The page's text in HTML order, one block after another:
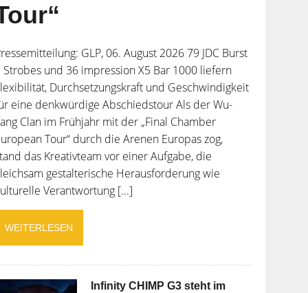
GLP, 06. August 2026 79 JDC Burst
Strobes und 36 impression X5 Bar 1000 liefern
Durchsetzungskraft und Geschwindigkeit
eine denkwürdige Abschiedstour Als der Wu-
Clan im Frühjahr mit der „Final Chamber
Tour“ durch die Arenen Europas zog,
das Kreativteam vor einer Aufgabe, die
gestalterische Herausforderung wie
Verantwortung [...]
WEITERLESEN
Infinity CHIMP G3 steht im